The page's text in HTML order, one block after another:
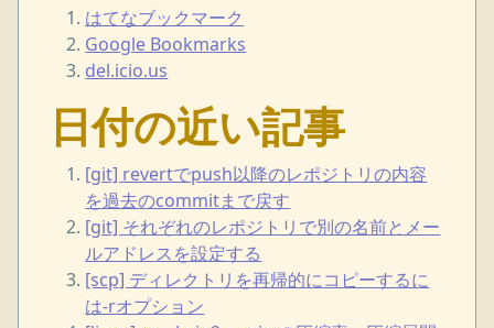
はてなブックマーク
Google Bookmarks
del.icio.us
日付の近い記事
[git] revertでpush以降のレポジトリの内容
を過去のcommitまで戻す
[git] それぞれのレポジトリで別の名前とメー
ルアドレスを設定する
[scp] ディレクトリを再帰的にコピーするに
は-rオプション